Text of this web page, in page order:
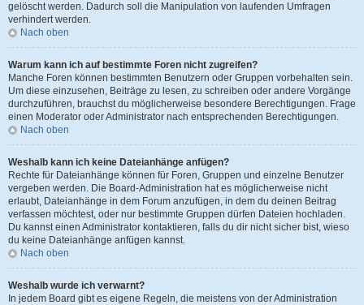
gelöscht werden. Dadurch soll die Manipulation von laufenden Umfragen
verhindert werden.
Nach oben
Warum kann ich auf bestimmte Foren nicht zugreifen?
Manche Foren können bestimmten Benutzern oder Gruppen vorbehalten sein.
Um diese einzusehen, Beiträge zu lesen, zu schreiben oder andere Vorgänge
durchzuführen, brauchst du möglicherweise besondere Berechtigungen. Frage
einen Moderator oder Administrator nach entsprechenden Berechtigungen.
Nach oben
Weshalb kann ich keine Dateianhänge anfügen?
Rechte für Dateianhänge können für Foren, Gruppen und einzelne Benutzer
vergeben werden. Die Board-Administration hat es möglicherweise nicht
erlaubt, Dateianhänge in dem Forum anzufügen, in dem du deinen Beitrag
verfassen möchtest, oder nur bestimmte Gruppen dürfen Dateien hochladen.
Du kannst einen Administrator kontaktieren, falls du dir nicht sicher bist, wieso
du keine Dateianhänge anfügen kannst.
Nach oben
Weshalb wurde ich verwarnt?
In jedem Board gibt es eigene Regeln, die meistens von der Administration